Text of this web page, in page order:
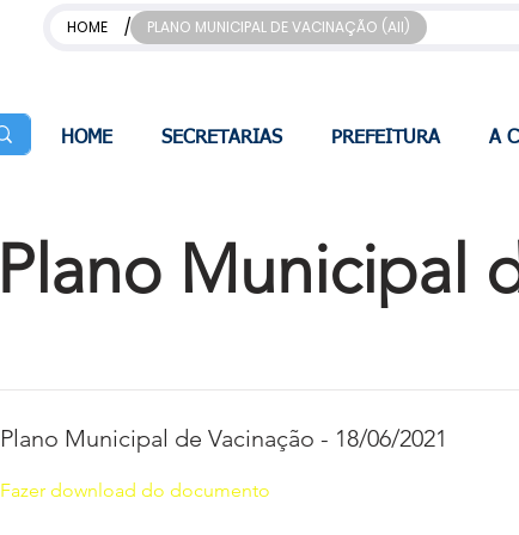
HOME / PLANO MUNICIPAL DE VACINAÇÃO (All)
HOME SECRETARIAS PREFEITURA A
Plano Municipal
Plano Municipal de Vacinação - 18/06/2021
Fazer download do documento